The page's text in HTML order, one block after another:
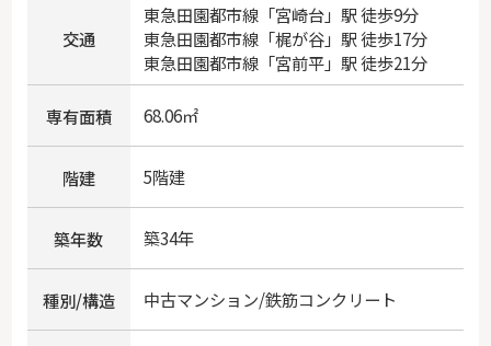
交通
東急田園都市線「宮崎台」駅 徒歩9分
東急田園都市線「梶が谷」駅 徒歩17分
東急田園都市線「宮前平」駅 徒歩21分
専有面積 68.06㎡
階建 5階建
築年数 築34年
種別/構造 中古マンション/鉄筋コンクリート